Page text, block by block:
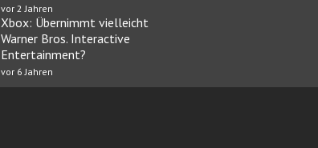
vor 2 Jahren
Xbox: Übernimmt vielleicht
Warner Bros. Interactive
Entertainment?
vor 6 Jahren